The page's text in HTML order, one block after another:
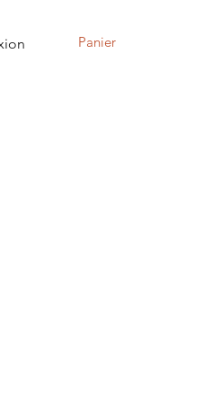
Panier